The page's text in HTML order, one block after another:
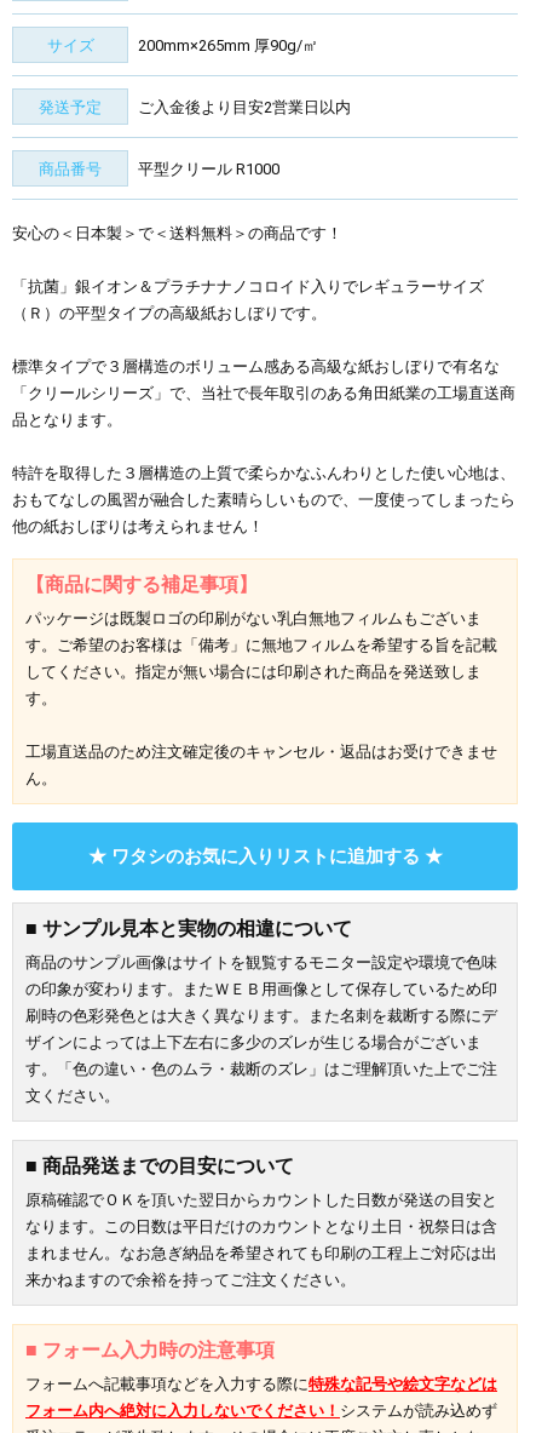
サイズ 200mm×265mm 厚90g/㎡
発送予定 ご入金後より目安2営業日以内
商品番号 平型クリール R1000
安心の＜日本製＞で＜送料無料＞の商品です！
「抗菌」銀イオン＆プラチナナノコロイド入りでレギュラーサイズ
（Ｒ）の平型タイプの高級紙おしぼりです。
標準タイプで３層構造のボリューム感ある高級な紙おしぼりで有名な
「クリールシリーズ」で、当社で長年取引のある角田紙業の工場直送商
品となります。
特許を取得した３層構造の上質で柔らかなふんわりとした使い心地は、
おもてなしの風習が融合した素晴らしいもので、一度使ってしまったら
他の紙おしぼりは考えられません！
【商品に関する補足事項】
パッケージは既製ロゴの印刷がない乳白無地フィルムもございま
す。ご希望のお客様は「備考」に無地フィルムを希望する旨を記載
してください。指定が無い場合には印刷された商品を発送致しま
す。
工場直送品のため注文確定後のキャンセル・返品はお受けできませ
ん。
★ ワタシのお気に入りリストに追加する ★
■ サンプル見本と実物の相違について
商品のサンプル画像はサイトを観覧するモニター設定や環境で色味
の印象が変わります。またＷＥＢ用画像として保存しているため印
刷時の色彩発色とは大きく異なります。また名刺を裁断する際にデ
ザインによっては上下左右に多少のズレが生じる場合がございま
す。「色の違い・色のムラ・裁断のズレ」はご理解頂いた上でご注
文ください。
■ 商品発送までの目安について
原稿確認でＯＫを頂いた翌日からカウントした日数が発送の目安と
なります。この日数は平日だけのカウントとなり土日・祝祭日は含
まれません。なお急ぎ納品を希望されても印刷の工程上ご対応は出
来かねますので余裕を持ってご注文ください。
■ フォーム入力時の注意事項
フォームへ記載事項などを入力する際に特殊な記号や絵文字などは
フォーム内へ絶対に入力しないでください！ システムが読み込めず
お買い物を続ける カートへ進む